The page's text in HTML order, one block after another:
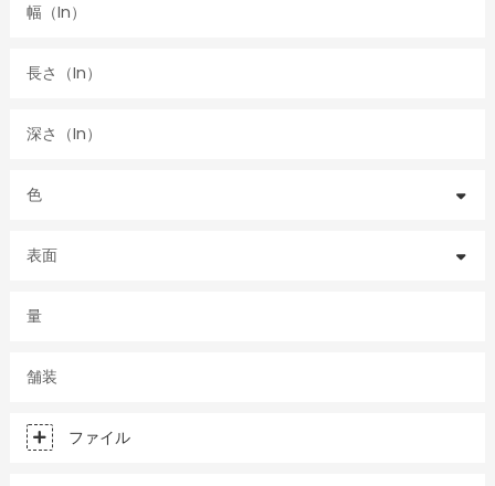
幅（in）
長さ（in）
深さ（in）
色
表面
量
舗装
ファイル